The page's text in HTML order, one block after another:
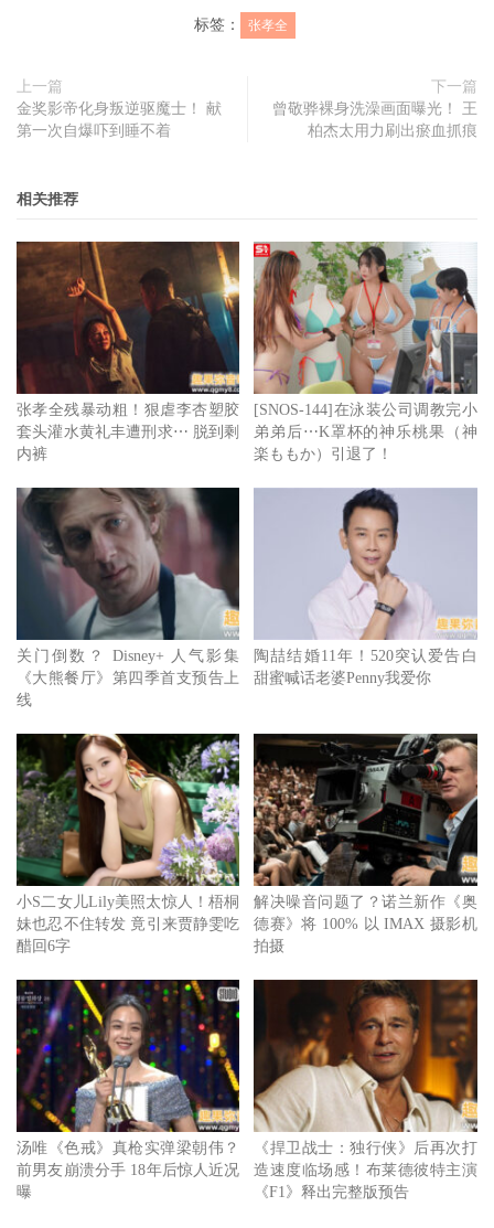
味，魅力十足。角色性格压抑内敛，眉宇间闪烁杀手般的眼
镜到底的动作设计，力道与速度感是本片一大特色，但因多
年前在香港拍摄动作片，张孝全身上留下不少旧伤，因此拍
先接受动作训练。
黄健玮（左）和薛仕凌（右）警队拍档。
黄健玮与薛仕凌扮演警队拍档，因怀疑张孝全而一路追踪，
三人有多场精彩对手戏，黄健玮表示除了剧本精彩之外，合
作对象也是他参演的诱因，他与张孝全、薛仕凌一起拍戏，
对白字字斟酌揣摩，让他开心表示演得很过瘾。薛仕凌跟张
孝全则是第一次合作，拍摄过程打从内心深处感谢张孝全，
随时保持情感丰满的状态，与对戏的敏锐度。三位影帝级男
星在拍摄现场不时讨论角色间的情感脉络，设计各自的眼神
和走位，大飙演技非常精彩。
标签： 张孝全
上一篇
金奖影帝化身叛逆驱魔士！ 献
第一次自爆吓到睡不着
下一篇
曾敬骅裸身洗澡画面曝光！ 王
柏杰太用力刷出瘀血抓痕
相关推荐
张孝全残暴动粗！狠虐李杏塑胶
套头灌水黄礼丰遭刑求⋯ 脱到剩
内裤
[SNOS-144]在泳装公司调教完小
弟弟后⋯K罩杯的神乐桃果（神
楽ももか）引退了！
关门倒数？ Disney+ 人气影集
《大熊餐厅》第四季首支预告上
线
陶喆结婚11年！520突认爱告白
甜蜜喊话老婆Penny我爱你
小S二女儿Lily美照太惊人！梧桐
妹也忍不住转发 竟引来贾静雯吃
醋回6字
解决噪音问题了？诺兰新作《奥
德赛》将 100% 以 IMAX 摄影机
拍摄
汤唯《色戒》真枪实弹梁朝伟？
前男友崩溃分手 18年后惊人近况
曝
《捍卫战士：独行侠》后再次打
造速度临场感！布莱德彼特主演
《F1》释出完整版预告